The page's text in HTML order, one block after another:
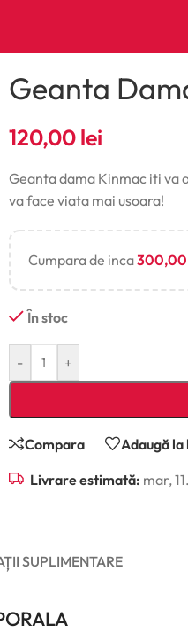
Geanta
120,00lei
Geanta dama Kinmac iti va
va face viata mai usoara!
Cumpara de inca300,00
În stoc
- +
Compara Adaugă
Livrare estimată: mar,
SUPLIMENTARE